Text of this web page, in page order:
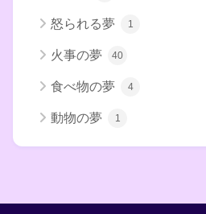
怒られる夢 1
火事の夢 40
食べ物の夢 4
動物の夢 1